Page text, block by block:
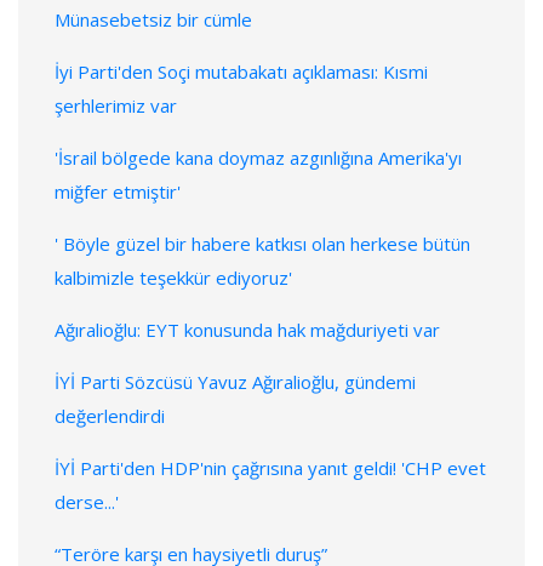
Münasebetsiz bir cümle
İyi Parti'den Soçi mutabakatı açıklaması: Kısmi
şerhlerimiz var
'İsrail bölgede kana doymaz azgınlığına Amerika'yı
miğfer etmiştir'
' Böyle güzel bir habere katkısı olan herkese bütün
kalbimizle teşekkür ediyoruz'
Ağıralioğlu: EYT konusunda hak mağduriyeti var
İYİ Parti Sözcüsü Yavuz Ağıralioğlu, gündemi
değerlendirdi
İYİ Parti'den HDP'nin çağrısına yanıt geldi! 'CHP evet
derse...'
“Teröre karşı en haysiyetli duruş”